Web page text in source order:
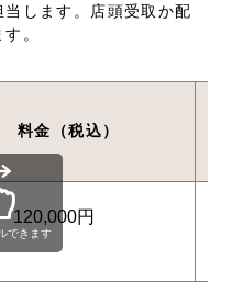
します。店頭受取か配
。
料金（税込）
120,000円
できます